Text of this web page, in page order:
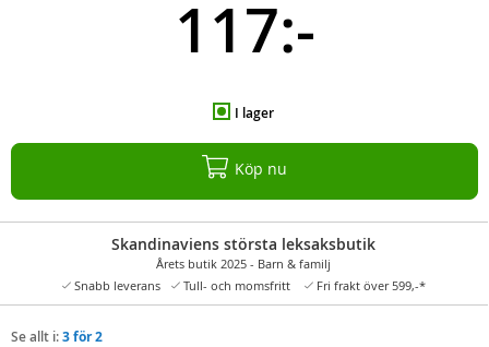
117:-
I lager
Köp nu
Skandinaviens största leksaksbutik
Årets butik 2025 - Barn & familj
Snabb leverans
Tull- och momsfritt Fri frakt över 599,-*
Se allt i:3 för 2